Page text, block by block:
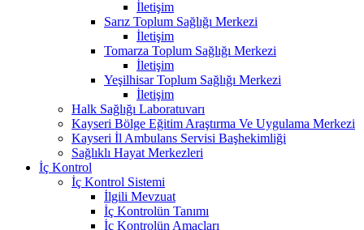
İletişim
Sarız Toplum Sağlığı Merkezi
İletişim
Tomarza Toplum Sağlığı Merkezi
İletişim
Yeşilhisar Toplum Sağlığı Merkezi
İletişim
Halk Sağlığı Laboratuvarı
Kayseri Bölge Eğitim Araştırma Ve Uygulama Merkezi
Kayseri İl Ambulans Servisi Başhekimliği
Sağlıklı Hayat Merkezleri
İç Kontrol
İç Kontrol Sistemi
İlgili Mevzuat
İç Kontrolün Tanımı
İç Kontrolün Amaçları